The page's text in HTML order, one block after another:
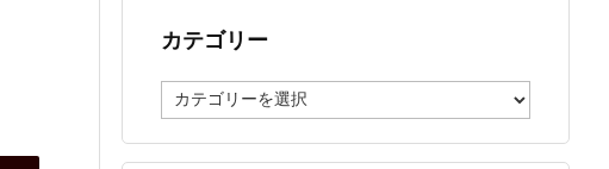
カテゴリー
テ
リ